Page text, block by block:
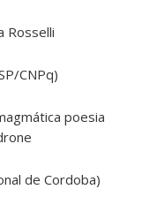
Rosselli
CNPq)
poesia
de Cordoba)